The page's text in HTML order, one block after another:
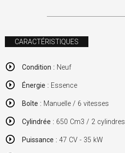
CARACTÉRISTIQUES
Condition : Neuf
Énergie : Essence
Boîte : Manuelle / 6 vitesses
Cylindrée : 650 Cm3 / 2 cylindres
Puissance : 47 CV - 35 kW